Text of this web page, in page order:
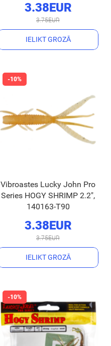
3.38EUR
3.75EUR
IELIKT GROZĀ
Vibroastes Lucky John Pro
Series HOGY SHRIMP 2.2",
140163-T90
3.38EUR
3.75EUR
IELIKT GROZĀ